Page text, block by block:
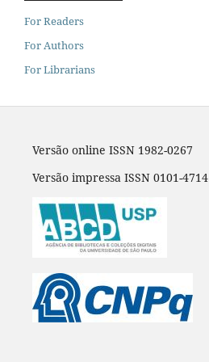
For Readers
For Authors
For Librarians
Versão online ISSN 1982-0267
Versão impressa ISSN 0101-4714